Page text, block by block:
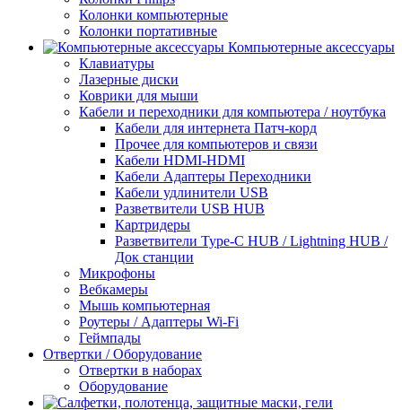
Колонки компьютерные
Колонки портативные
Компьютерные аксессуары
Клавиатуры
Лазерные диски
Коврики для мыши
Кабели и переходники для компьютера / ноутбука
Кабели для интернета Патч-корд
Прочее для компьютеров и связи
Кабели HDMI-HDMI
Кабели Адаптеры Переходники
Кабели удлинители USB
Разветвители USB HUB
Картридеры
Разветвители Type-C HUB / Lightning HUB /
Док станции
Микрофоны
Вебкамеры
Мышь компьютерная
Роутеры / Адаптеры Wi-Fi
Геймпады
Отвертки / Оборудование
Отвертки в наборах
Оборудование